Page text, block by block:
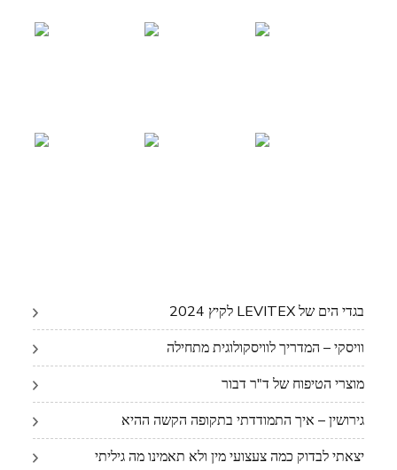
בגדי הים של LEVITEX לקיץ 2024
וויסקי – המדריך לוויסקולוגית מתחילה
מוצרי הטיפוח של ד"ר דבור
גירושין – איך התמודדתי בתקופה הקשה ההיא
יצאתי לבדוק כמה צעצועי מין ולא תאמינו מה גיליתי